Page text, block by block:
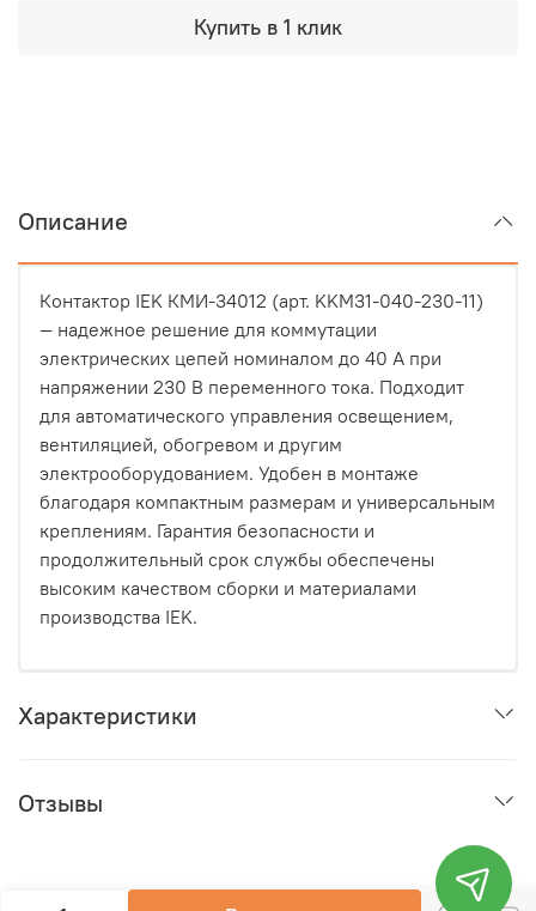
Купить в 1 клик
Описание
Контактор IEK КМИ-34012 (арт. KKM31-040-230-11)
— надежное решение для коммутации
электрических цепей номиналом до 40 А при
напряжении 230 В переменного тока. Подходит
для автоматического управления освещением,
вентиляцией, обогревом и другим
электрооборудованием. Удобен в монтаже
благодаря компактным размерам и универсальным
креплениям. Гарантия безопасности и
продолжительный срок службы обеспечены
высоким качеством сборки и материалами
производства IEK.
Характеристики
Отзывы